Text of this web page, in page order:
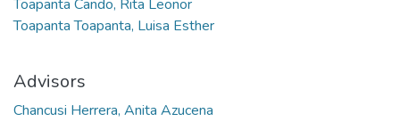
Toapanta Cando, Rita Leonor
Toapanta Toapanta, Luisa Esther
Advisors
Chancusi Herrera, Anita Azucena